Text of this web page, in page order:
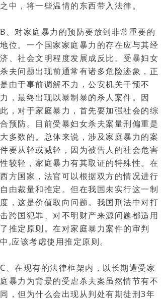
之中，将一些温情的东西带入法律。
B、对家庭暴力的预防要放到非常重要的
地位。一个国家家庭暴力的存在应与其经
济、社会文明程度发展成反比。受暴妇女
杀夫问题出现前通常有诸多危险迹象，正
是由于事前调解不力，公安机关干预不
力，最终出现以暴制暴的杀人案件。因
此，对于家庭暴力，首先要加强社会的综
合预防。目前受暴妇女杀夫案量刑偏重是
大多数的。总体来说，涉及家庭暴力的案
件要从轻或减轻，因为被告人的社会危害
性较轻，家庭暴力有其取证的特殊性。在
西方国家，法官可以根据双方的情况进行
自由裁量和推定。但在我国未实行这一制
度，这是价值取向问题。我国刑法中对打
击跨国犯罪、对不明财产来源问题都适用
了推定原则。在对家庭暴力案件的审判
中,应该考虑使用推定原则。
C、在现有的法律框架内，以长期遭受家
庭暴力为背景的受虐杀夫案虽然情节有不
同，但为什么会出现从判处有期徒刑3年